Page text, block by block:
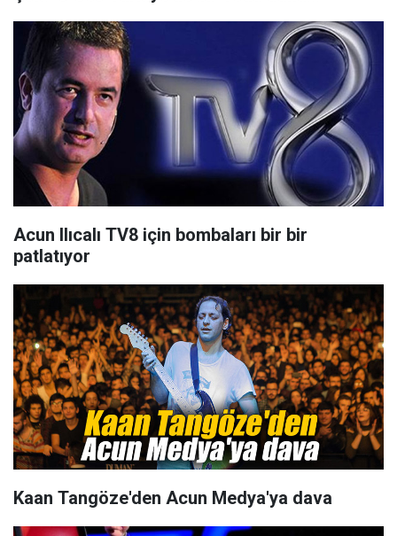
Acun Ilıcalı TV8 için bombaları bir bir
patlatıyor
Kaan Tangöze'den Acun Medya'ya dava